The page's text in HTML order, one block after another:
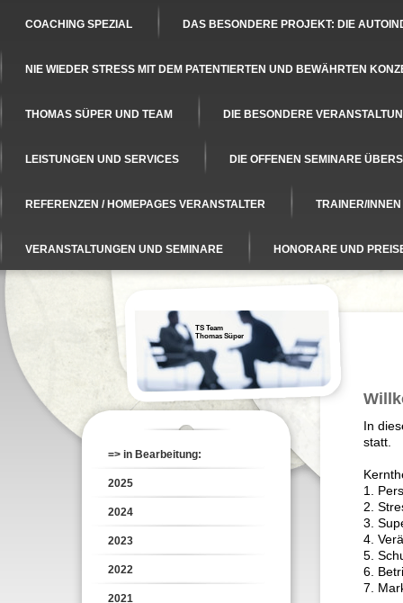
COACHING SPEZIAL DAS BESONDERE PROJEKT: DIE
NIE WIEDER STRESS MIT DEM PATENTIERTEN UND BEWÄHRTEN
THOMAS SÜPER UND TEAM DIE BESONDERE
LEISTUNGEN UND SERVICES DIE OFFENEN SEMINARE
REFERENZEN / HOMEPAGES VERANSTALTER TRAINER/
VERANSTALTUNGEN UND SEMINARE HONORARE UND
TS Team
Thomas Süper
=> in Bearbeitung:
2025
2024
2023
2022
2021
In
statt.
1.
2.
3.
4.
5.
6.
7.